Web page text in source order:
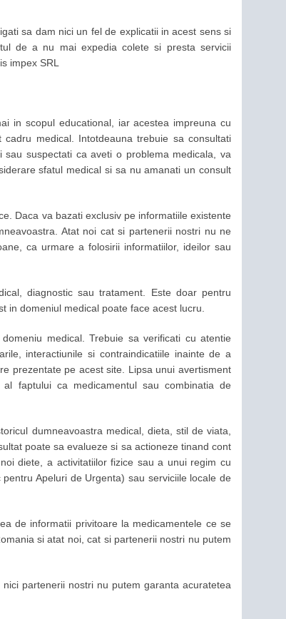
sa dam nici un fel de explicatii in acest sens si
de a nu mai expedia colete si presta servicii
impex SRL
in scopul educational, iar acestea impreuna cu
medical. Intotdeauna trebuie sa consultati
suspectati ca aveti o problema medicala, va
sfatul medical si sa nu amanati un consult
Daca va bazati exclusiv pe informatiile existente
Atat noi cat si partenerii nostri nu ne
ca urmare a folosirii informatiilor, ideilor sau
diagnostic sau tratament. Este doar pentru
in domeniul medical poate face acest lucru.
medical. Trebuie sa verificati cu atentie
interactiunile si contraindicatiile inainte de a
prezentate pe acest site. Lipsa unui avertisment
faptului ca medicamentul sau combinatia de
dumneavoastra medical, dieta, stil de viata,
poate sa evalueze si sa actioneze tinand cont
diete, a activitatiilor fizice sau a unui regim cu
Apeluri de Urgenta) sau serviciile locale de
de informatii privitoare la medicamentele ce se
si atat noi, cat si partenerii nostri nu putem
partenerii nostri nu putem garanta acuratetea